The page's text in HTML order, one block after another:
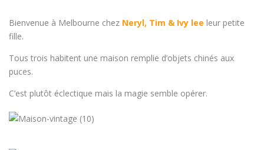
Bienvenue à Melbourne chez Neryl, Tim & Ivy lee leur petite
fille.
Tous trois habitent une maison remplie d’objets chinés aux
puces.
C’est plutôt éclectique mais la magie semble opérer.